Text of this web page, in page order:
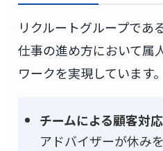
リクルートグループであ
仕事の進め方において属
ワークを実現しています。
チームによる顧客対応
アドバイザーが休み